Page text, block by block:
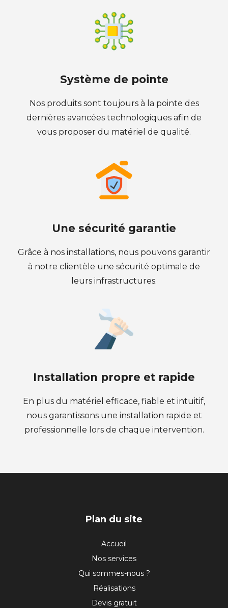
Système de pointe
Nos produits sont toujours à la pointe des
dernières avancées technologiques afin de
vous proposer du matériel de qualité.
Une sécurité garantie
Grâce à nos installations, nous pouvons garantir
à notre clientèle une sécurité optimale de
leurs infrastructures.
Installation propre et rapide
En plus du matériel efficace, fiable et intuitif,
nous garantissons une installation rapide et
professionnelle lors de chaque intervention.
Plan du site
Accueil
Nos services
Qui sommes-nous ?
Réalisations
Devis gratuit